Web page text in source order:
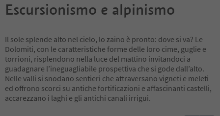
Escursionismo e alpinismo
Il sole splende alto nel cielo, lo zaino è pronto: dove si va? Le
Dolomiti, con le caratteristiche forme delle loro cime, guglie e
torrioni, risplendono nella luce del mattino invitandoci a
guadagnare l’ineguagliabile prospettiva che si gode dall’alto.
Nelle valli si snodano sentieri che attraversano vigneti e meleti
ed offrono scorci su antiche fortificazioni e affascinanti castelli,
accarezzano i laghi e gli antichi canali irrigui.